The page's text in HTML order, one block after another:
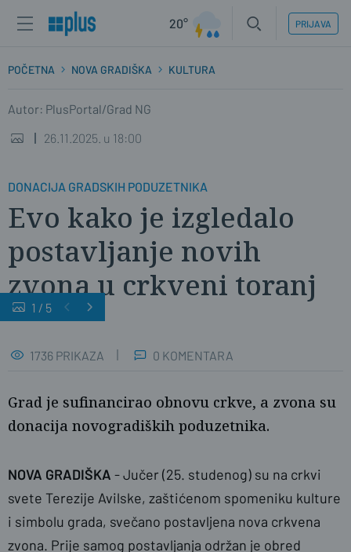
20° PRIJAVA
POČETNA NOVA GRADIŠKA KULTURA
Autor: PlusPortal/Grad NG
26.11.2025. u 18:00
DONACIJA GRADSKIH PODUZETNIKA
Evo kako je izgledalo
postavljanje novih
zvona u crkveni toranj
Grad Nova Gradiška
1 / 5
1736 PRIKAZA 0 KOMENTARA
Grad je sufinancirao obnovu crkve, a zvona su
donacija novogradiških poduzetnika.
NOVA GRADIŠKA -Jučer (25. studenog) su na crkvi
svete Terezije Avilske, zaštićenom spomeniku kulture
i simbolu grada, svečano postavljena nova crkvena
zvona. Prije samog postavljanja održan je obred